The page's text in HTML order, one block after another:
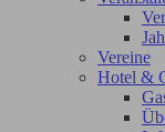
Vereine
Hotel &